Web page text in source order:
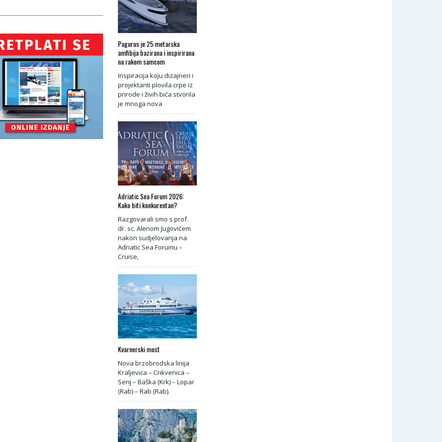
Pagurus je 25 metarska
amfibija bazirana i inspirirana
na rakom samcom
Inspiracija koju dizajneri i
projektanti plovila crpe iz
prirode i živih bića stvorila
je mnoga nova
Adriatic Sea Forum 2026:
Kako biti konkurentan?
Razgovarali smo s prof.
dr. sc. Alenom Jugovićem
nakon sudjelovanja na
Adriatic Sea Forumu –
Cruise,
Kvarnerski most
Nova brzobrodska linija
Kraljevica – Crikvenica –
Senj – Baška (Krk) – Lopar
(Rab) – Rab (Rab).